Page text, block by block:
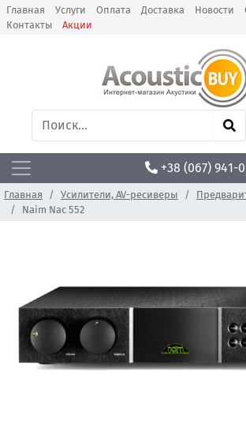
Главная Услуги Оплата Доставка Новости
Контакты
Акции
+38 (067) 941-
Главная Усилители, AV-ресиверы
Naim Nac 552